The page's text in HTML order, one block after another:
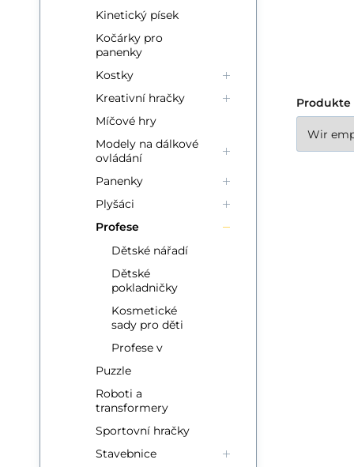
Produkte
Kinetický písek
Kočárky pro
panenky
Kostky
Kreativní hračky
Míčové hry
Modely na dálkové
ovládání
Panenky
Plyšáci
Profese
Dětské nářadí
Dětské
pokladničky
Kosmetické
sady pro děti
Profese v
Puzzle
Roboti a
transformery
Sportovní hračky
Stavebnice